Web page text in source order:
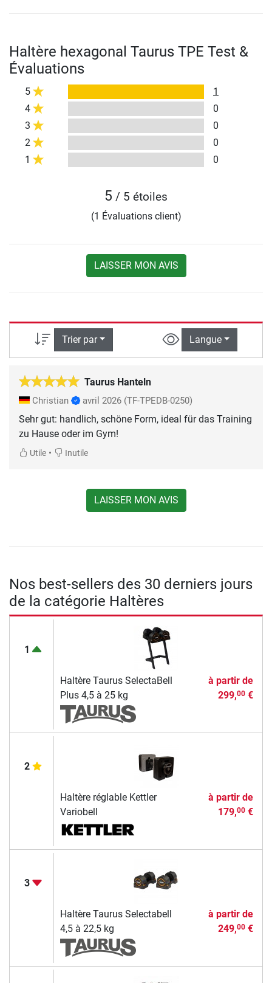
Haltère hexagonal Taurus TPE Test &
Évaluations
5
1
4
0
3
0
2
0
1
0
5 / 5 étoiles
(1 Évaluations client)
LAISSER MON AVIS
Trier par Langue
Taurus Hanteln
Christian avril 2026 (TF-TPEDB-0250)
Sehr gut: handlich, schöne Form, ideal für das Training
zu Hause oder im Gym!
Utile • Inutile
LAISSER MON AVIS
Nos best-sellers des 30 derniers jours
de la catégorie Haltères
1
Haltère Taurus SelectaBell
Plus 4,5 à 25 kg
à partir de
299,00€
2
Haltère réglable Kettler
Variobell
à partir de
179,00€
3
Haltère Taurus Selectabell
4,5 à 22,5 kg
à partir de
249,00€